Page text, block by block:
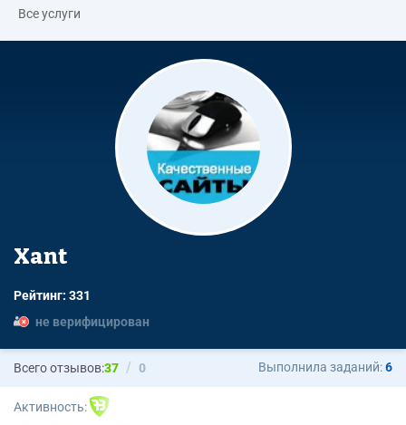
Все услуги
Xant
Рейтинг: 331
не верифицирован
Всего отзывов:37 0 Выполнила заданий:6
Активность: